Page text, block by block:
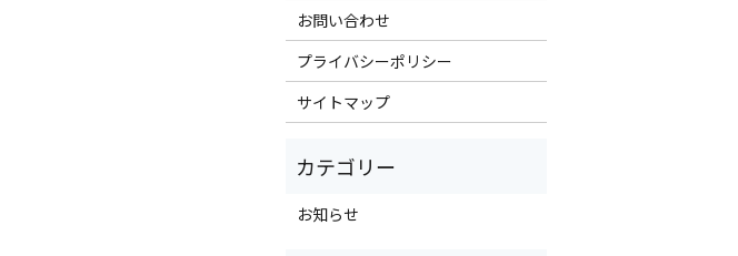
お問い合わせ
プライバシーポリシー
サイトマップ
お知らせ